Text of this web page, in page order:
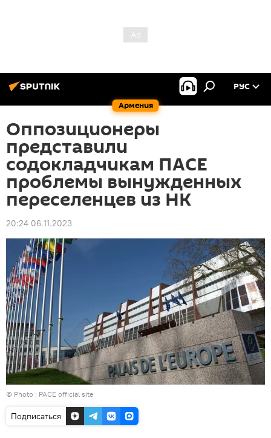
Армения
РУС
Оппозиционеры
представили
содокладчикам ПАСЕ
проблемы вынужденных
переселенцев из НК
20:24 06.11.2023
© Photo : PACE official site
Подписаться